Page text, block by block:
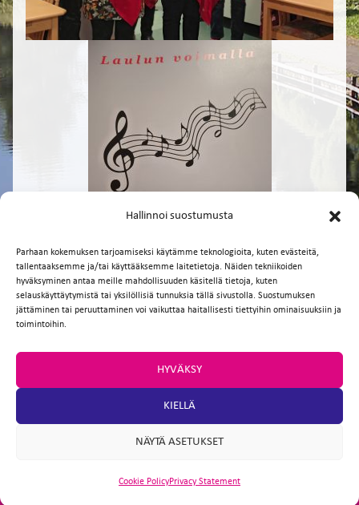
Hallinnoi suostumusta
Parhaan kokemuksen tarjoamiseksi käytämme teknologioita, kuten evästeitä,
tallentaaksemme ja/tai käyttääksemme laitetietoja. Näiden tekniikoiden
hyväksyminen antaa meille mahdollisuuden käsitellä tietoja, kuten
selauskäyttäytymistä tai yksilöllisiä tunnuksia tällä sivustolla. Suostumuksen
jättäminen tai peruuttaminen voi vaikuttaa haitallisesti tiettyihin ominaisuuksiin ja
toimintoihin.
HYVÄKSY
KIELLÄ
NÄYTÄ ASETUKSET
Cookie PolicyPrivacy Statement
Facebook
TwitterEmailWhatsApp